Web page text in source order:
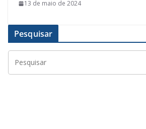
13 de maio de 2024
Pesquisar